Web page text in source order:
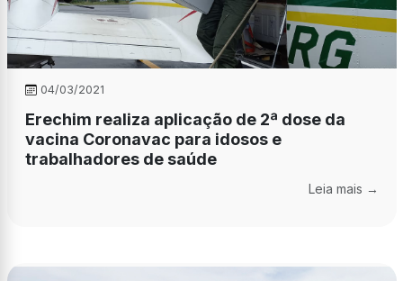
04/03/2021
Erechim realiza aplicação de 2ª dose da
vacina Coronavac para idosos e
trabalhadores de saúde
Leia mais →